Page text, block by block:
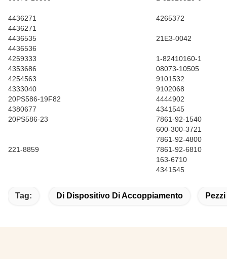
4436271
4265372
4436271
4436535
21E3-0042
4436536
4259333
1-82410160-1
4353686
08073-10505
4254563
9101532
4333040
9102068
20PS586-19F82
4444902
4380677
4341545
20PS586-23
7861-92-1540
600-300-3721
7861-92-4800
221-8859
7861-92-6810
163-6710
4341545
Tag: Di Dispositivo Di Accoppiamento